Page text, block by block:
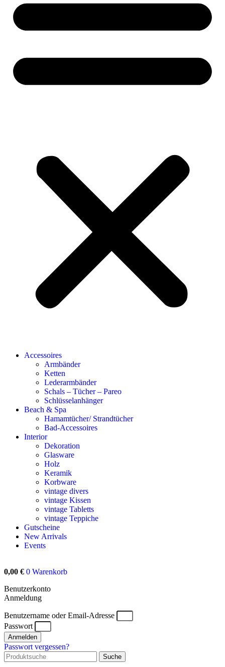
Accessoires
Armbänder
Ketten
Lederarmbänder
Schals – Tücher – Pareo
Schlüsselanhänger
Beach & Spa
Hamamtücher/ Strandtücher
Bad-Accessoires
Interior
Dekoration
Glasware
Holz
Keramik
Korbware
vintage divers
vintage Kissen
vintage Tabletts
vintage Teppiche
Gutscheine
New Arrivals
Events
0,00 € 0 Warenkorb
Benutzerkonto
Anmeldung
Benutzername oder Email-Adresse
Passwort
Anmelden
Passwort vergessen?
Suche